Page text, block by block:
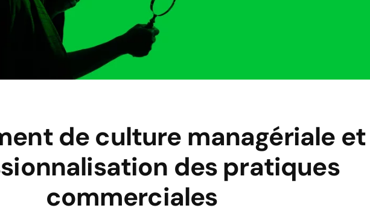
de culture managériale et
des pratiques
commerciales